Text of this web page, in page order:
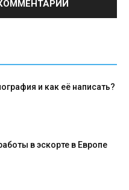
и как её написать?
в эскорте в Европе